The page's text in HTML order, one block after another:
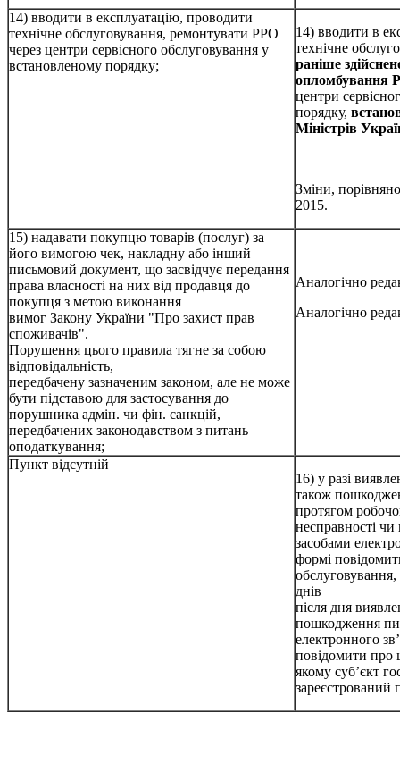
14) вводити в експлуатацію, проводити
технічне обслуговування, ремонтувати РРО
через центри сервісного обслуговування у
встановленому порядку;
14) вводити в
технічне
раніше
опломбування
центри
порядку,
Міністрів
Зміни,
2015.
15) надавати покупцю товарів (послуг) за
його вимогою чек, накладну або інший
письмовий документ, що засвідчує передання
права власності на них від продавця до
покупця з метою виконання
вимог Закону України "Про захист прав
споживачів".
Порушення цього правила тягне за собою
відповідальність,
передбачену зазначеним законом, але не може
бути підставою для застосування до
порушника адмін. чи фін. санкцій,
передбачених законодавством з питань
оподаткування;
Аналогічно
Аналогічно
Пункт відсутній
16) у разі
також
протягом
несправності
засобами
формі
днів
після дня
пошкодження
електронного
повідомити про
якому суб’єкт
зареєстрований